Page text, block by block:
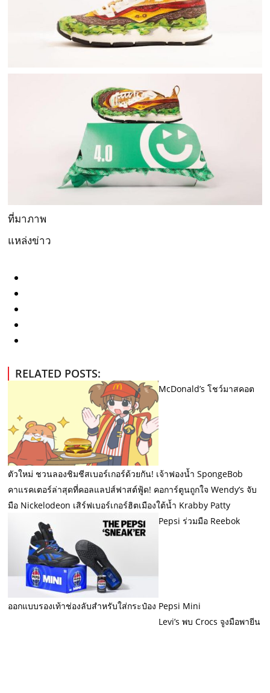
ที่มาภาพ
แหล่งข่าว
RELATED POSTS:
McDonald’s โชว์มาสคอต
ตัวใหม่ ชวนลองชิมชีสเบอร์เกอร์ด้วยกัน! เจ้าฟองน้ำ SpongeBob
คาแรคเตอร์ล่าสุดที่คอลแลปส์ฟาสต์ฟู้ด! คอการ์ตูนถูกใจ Wendy’s จับ
มือ Nickelodeon เสิร์ฟเบอร์เกอร์ฮิตเมืองใต้น้ำ Krabby Patty
Pepsi ร่วมมือ Reebok
ออกแบบรองเท้าช่องลับสำหรับใส่กระป๋อง Pepsi Mini
Levi’s พบ Crocs จูงมือพายีน